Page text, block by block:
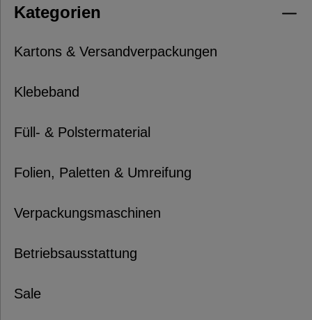
Kategorien
Kartons & Versandverpackungen
Klebeband
Füll- & Polstermaterial
Folien, Paletten & Umreifung
Verpackungsmaschinen
Betriebsausstattung
Sale